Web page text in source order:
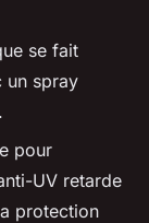
se fait
un spray
pour
UV retarde
protection